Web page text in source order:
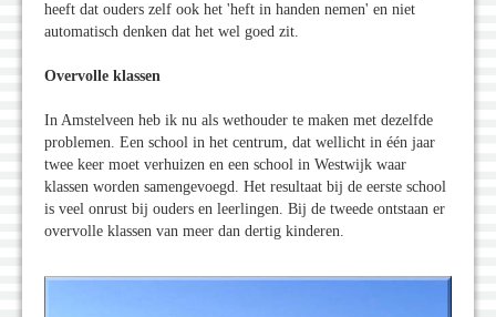
heeft dat ouders zelf ook het 'heft in handen nemen' en niet
automatisch denken dat het wel goed zit.
Overvolle klassen
In Amstelveen heb ik nu als wethouder te maken met dezelfde
problemen. Een school in het centrum, dat wellicht in één jaar
twee keer moet verhuizen en een school in Westwijk waar
klassen worden samengevoegd. Het resultaat bij de eerste school
is veel onrust bij ouders en leerlingen. Bij de tweede ontstaan er
overvolle klassen van meer dan dertig kinderen.